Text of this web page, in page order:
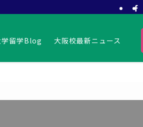
学留学Blog 大阪校最新ニュース